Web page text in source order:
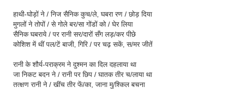
हाथी-घोड़ों ने / निज सैनिक कुच/ले, घबरा रण / छोड़ दिया
मुगलों ने तोपों / से गोले बर/सा गोंडों को / घेर लिया
सैनिक घबराये / पर रानी सर/दारों सँग लड़/कर पीछे
कोशिश में थीं पल/टें बाजी, गिरि / पर चढ़ सकें, स/मर जीतें
रानी के शौर्य-पराक्रम ने दुश्मन का दिल दहलाया था
जा निकट बदन ने / रानी पर छिप / घातक तीर च/लाया था
तत्क्षण रानी ने / खींच तीर फें/का, जाना मु/श्किल बचना